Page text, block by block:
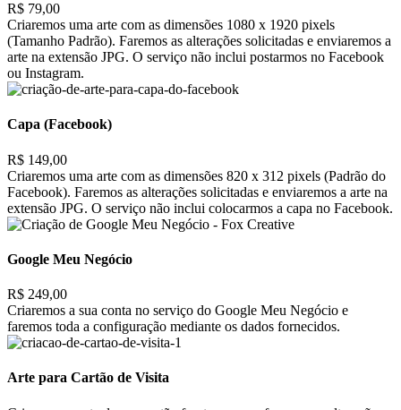
R$ 79,00
Criaremos uma arte com as dimensões 1080 x 1920 pixels
(Tamanho Padrão). Faremos as alterações solicitadas e enviaremos a
arte na extensão JPG. O serviço não inclui postarmos no Facebook
ou Instagram.
Capa (Facebook)
R$ 149,00
Criaremos uma arte com as dimensões 820 x 312 pixels (Padrão do
Facebook). Faremos as alterações solicitadas e enviaremos a arte na
extensão JPG. O serviço não inclui colocarmos a capa no Facebook.
Google Meu Negócio
R$ 249,00
Criaremos a sua conta no serviço do Google Meu Negócio e
faremos toda a configuração mediante os dados fornecidos.
Arte para Cartão de Visita